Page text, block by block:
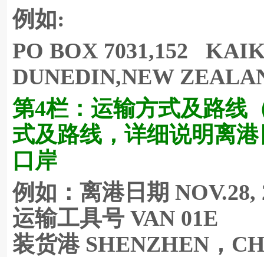
例如:
PO BOX 7031,152
DUNEDIN,NEW
第4栏： 运输方式及路线
式及路线，详细说明离
口岸
例如：离港日期 NOV.28,
运输工具号 VAN 01E
装货港 SHENZHEN，